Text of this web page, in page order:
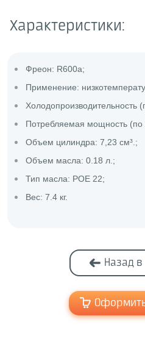
Характеристики:
Фреон: R600a;
Применение:
Холодопроизводительность
Потребляемая мощность (по
Объем цилиндра: 7,23 см³.;
Объем масла: 0.18 л.;
Тип масла: POE 22;
Вес: 7.4 кг.
Назад в